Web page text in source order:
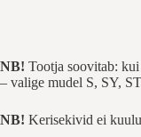
NB! Tootja soovitab:
– valige mudel S, SY,
NB! Kerisekivid ei